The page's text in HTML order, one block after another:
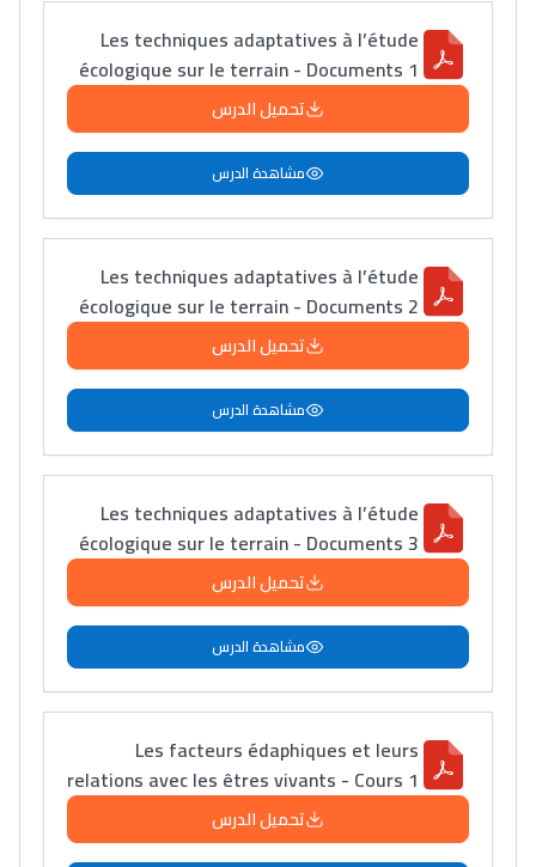
Les techniques adaptatives à l’étude
écologique sur le terrain - Documents 1
تحميل الدرس
مشاهدة الدرس
Les techniques adaptatives à l’étude
écologique sur le terrain - Documents 2
تحميل الدرس
مشاهدة الدرس
Les techniques adaptatives à l’étude
écologique sur le terrain - Documents 3
تحميل الدرس
مشاهدة الدرس
Les facteurs édaphiques et leurs
relations avec les êtres vivants - Cours 1
تحميل الدرس